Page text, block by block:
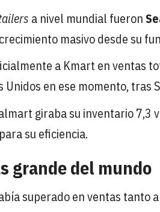
a nivel mundial fueron
masivo desde su
a Kmart en ventas
Unidos en ese momento, tras
giraba su inventario 7,3
su eficiencia.
grande del mundo
superado en ventas tanto